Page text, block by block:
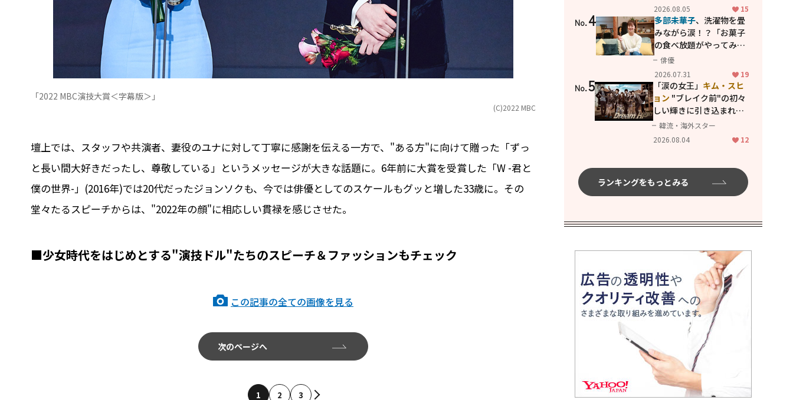
「2022 MBC演技大賞＜字幕版＞」
(C)2022 MBC
壇上では、スタッフや共演者、妻役のユナに対して丁寧に感謝を伝える一方で、"ある方"に向けて贈った「ずっ
と長い間大好きだったし、尊敬している」というメッセージが大きな話題に。6年前に大賞を受賞した「W -君と
僕の世界-」(2016年)では20代だったジョンソクも、今では俳優としてのスケールもグッと増した33歳に。その
堂々たるスピーチからは、"2022年の顔"に相応しい貫禄を感じさせた。
■少女時代をはじめとする"演技ドル"たちのスピーチ＆ファッションもチェック
この記事の全ての画像を見る
次のページへ
1 2 3
2026.08.05
15
No.4 多部未華子、洗濯物を畳
みながら涙！？「お菓子
の食べ放題がやってみた
い」ハンディファン4台の
暑さ対策も明かす
俳優
2026.07.31
19
No.5 「涙の女王」 キム・スヒ
ョン "ブレイク前"の初々
しい輝きに引き込まれ
る...2PM テギョン
共演の青春名作「ドリー
韓流・海外スター
2026.08.04
12
ランキングをもっとみる